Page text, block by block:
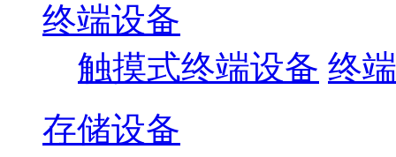
终端设备
触摸式终端设备 终
存储设备